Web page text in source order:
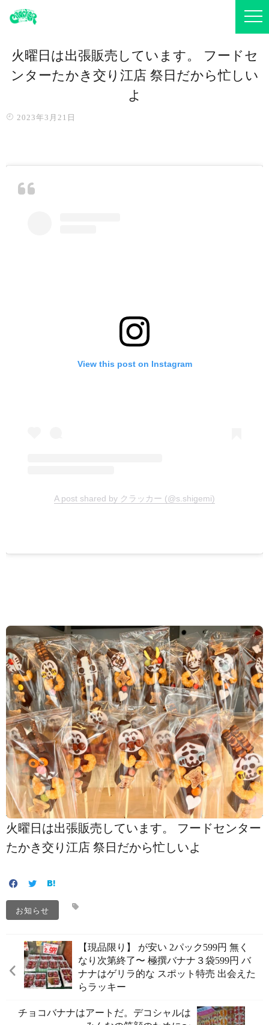
火曜日は出張販売しています。 フードセ
ンターたかき交り江店 祭日だから忙しい
よ
2023年3月21日
View this post on Instagram
A post shared by クラッカー (@s.shigemi)
火曜日は出張販売しています。 フードセンター
たかき交り江店 祭日だから忙しいよ
お知らせ
【現品限り】 が安い 2パック599円 無く
なり次第終了〜 極撰バナナ３袋599円 バ
ナナはゲリラ的な スポット特売️ 出会えた
らラッキー️
チョコバナナはアートだ。デコシャルは